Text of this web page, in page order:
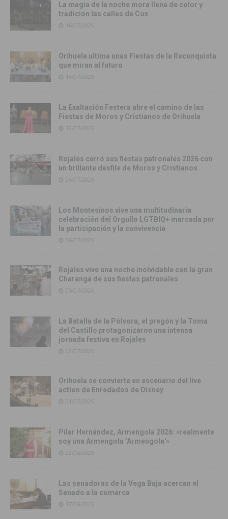
La magia de la noche mora llena de color y
tradición las calles de Cox
16/07/2026
Orihuela ultima unas Fiestas de la Reconquista
que miran al futuro
14/07/2026
La Exaltación Festera abre el camino de las
Fiestas de Moros y Cristianos de Orihuela
12/07/2026
Rojales cerró sus fiestas patronales 2026 con
un brillante desfile de Moros y Cristianos
06/07/2026
Los Montesinos vive una multitudinaria
celebración del Orgullo LGTBIQ+ marcada por
la participación y la convivencia
06/07/2026
Rojales vive una noche inolvidable con la gran
Charanga de sus fiestas patronales
05/07/2026
La Batalla de la Pólvora, el pregón y la Toma
del Castillo protagonizaron una intensa
jornada festiva en Rojales
03/07/2026
Orihuela se convierte en escenario del live
action de Enredados de Disney
01/07/2026
Pilar Hernández, Armengola 2026: «realmente
soy una Armengola ‘Armengola'»
29/06/2026
Las senadoras de la Vega Baja acercan el
Senado a la comarca
17/06/2026